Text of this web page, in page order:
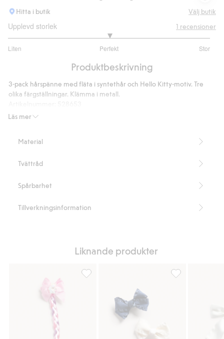
Hitta i butik
Välj butik
Upplevd storlek
Liten Perfekt Stor
utav
1
betyg
1 recensioner
Produktbeskrivning
Läs mer
3-pack hårspänne med fläta i syntethår och Hello Kitty-motiv. Tre
olika färgställningar. Klämma i metall.
Material
Tvättråd
Spårbarhet
Tillverkningsinformation
Liknande produkter